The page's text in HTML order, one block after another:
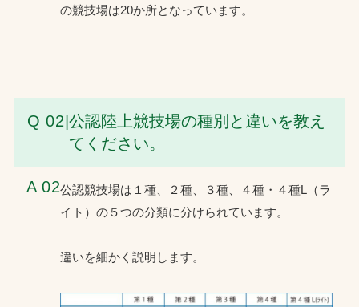
の競技場は20か所となっています。
Q 02 |公認陸上競技場の種別と違いを教え
てください。
A 02公認競技場は１種、２種、３種、４種・４種L（ラ
イト）の５つの分類に分けられています。
違いを細かく説明します。